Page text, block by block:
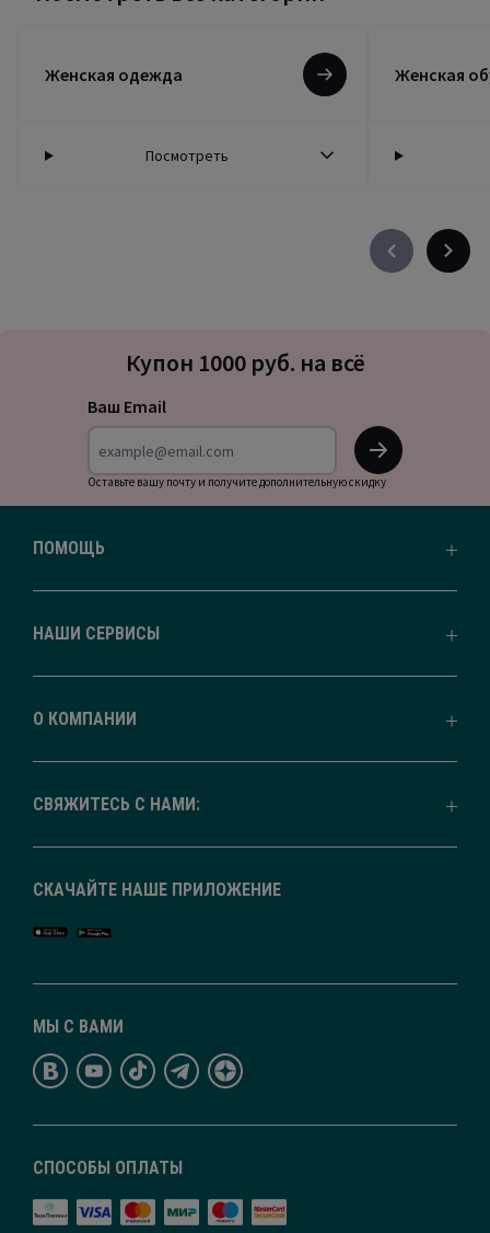
Женская одежда
Посмотреть
Женская
Précédent
Подписка
на
Купон 1000 руб. на всё
Ваш Email
OK
Оставьте вашу почту и получите дополнительную скидку
ПОМОЩЬ
НАШИ СЕРВИСЫ
О КОМПАНИИ
СВЯЖИТЕСЬ С НАМИ:
СПОСОБЫ ОПЛАТЫ
МЫ С ВАМИ
СКАЧАЙТЕ НАШЕ ПРИЛОЖЕНИЕ